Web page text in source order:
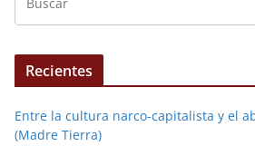
Recientes
Entre la cultura narco-capitalista y el
(Madre Tierra)